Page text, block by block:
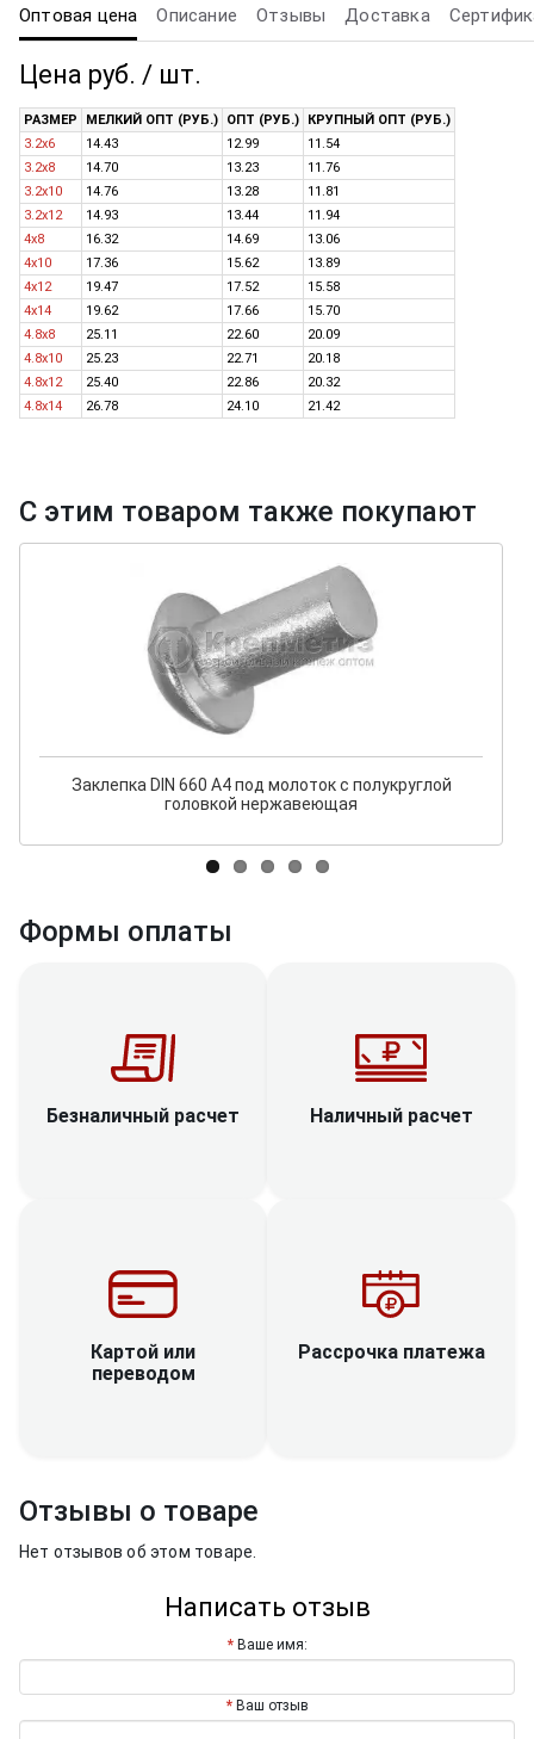
Оптовая цена Описание Отзывы Доставка
Цена руб. / шт.
РАЗМЕР МЕЛКИЙ ОПТ (РУБ.) ОПТ (РУБ.)
КРУПНЫЙ ОПТ (РУБ.)
3.2x6
14.43 12.99
11.54
3.2x8
14.70 13.23
11.76
3.2x10
14.76 13.28
11.81
3.2x12
14.93 13.44
11.94
4x8
16.32 14.69
13.06
4x10
17.36 15.62
13.89
4x12
19.47 17.52
15.58
4x14
19.62 17.66
15.70
4.8x8
25.11 22.60
20.09
4.8x10
25.23 22.71
20.18
4.8x12
25.40 22.86
20.32
4.8x14
26.78 24.10 21.42
С этим товаром также покупают
Заклепка DIN 660 А4 под молоток с полукруглой
головкой нержавеющая
Формы оплаты
Безналичный расчет Наличный расчет
Картой или
переводом
Рассрочка платежа
Отзывы о товаре
Нет отзывов об этом товаре.
Написать отзыв
Ваше имя:
Ваш отзыв